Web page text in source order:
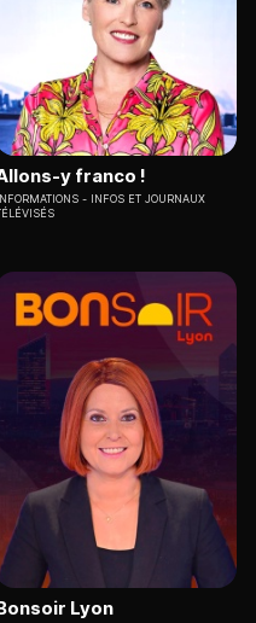
y franco !
INFOS ET JOURNAUX
Lyon